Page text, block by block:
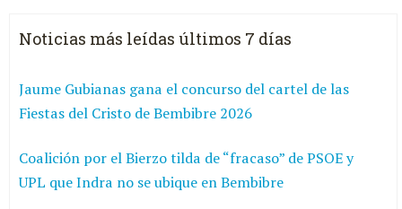
Noticias más leídas últimos 7 días
Jaume Gubianas gana el concurso del cartel de las
Fiestas del Cristo de Bembibre 2026
Coalición por el Bierzo tilda de “fracaso” de PSOE y
UPL que Indra no se ubique en Bembibre